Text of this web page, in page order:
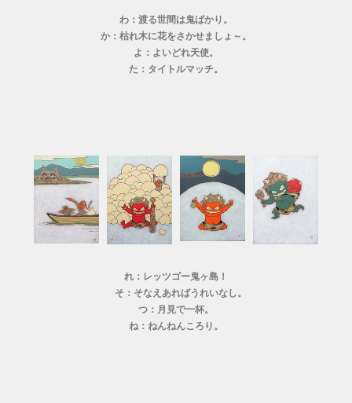
わ：渡る世間は鬼ばかり。
か：枯れ木に花をさかせましょ～。
よ：よいどれ天使。
た：タイトルマッチ。
れ：レッツゴー鬼ヶ島！
そ：そなえあればうれいなし。
つ：月見で一杯。
ね：ねんねんころり。